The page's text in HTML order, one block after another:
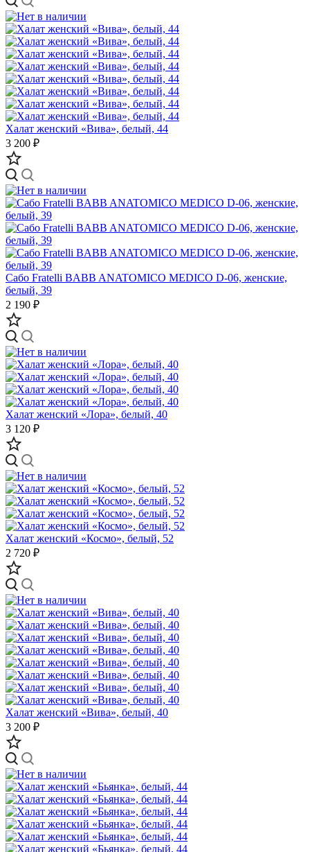
Халат женский «Вива», белый, 44
3 200 ₽
Сабо Fratelli BABB ANATOMICO MEDICO D-06, женские,
белый, 39
2 190 ₽
Халат женский «Лора», белый, 40
3 120 ₽
Халат женский «Космо», белый, 52
2 720 ₽
Халат женский «Вива», белый, 40
3 200 ₽